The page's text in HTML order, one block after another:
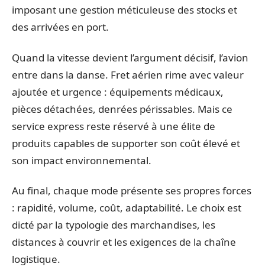
imposant une gestion méticuleuse des stocks et
des arrivées en port.
Quand la vitesse devient l’argument décisif, l’avion
entre dans la danse. Fret aérien rime avec valeur
ajoutée et urgence : équipements médicaux,
pièces détachées, denrées périssables. Mais ce
service express reste réservé à une élite de
produits capables de supporter son coût élevé et
son impact environnemental.
Au final, chaque mode présente ses propres forces
: rapidité, volume, coût, adaptabilité. Le choix est
dicté par la typologie des marchandises, les
distances à couvrir et les exigences de la chaîne
logistique.